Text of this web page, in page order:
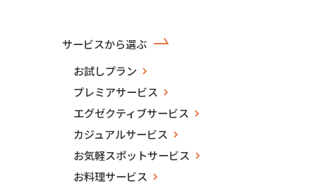
サービスから選ぶ
お試しプラン
プレミアサービス
エグゼクティブサービス
カジュアルサービス
お気軽スポットサービス
お料理サービス